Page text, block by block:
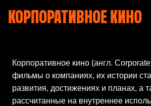
КОРПОРАТИВНОЕ КИНО
Корпоративное кино (англ.
фильмы о компаниях, их истории
развития, достижениях и планах, а
рассчитанные на внутреннее